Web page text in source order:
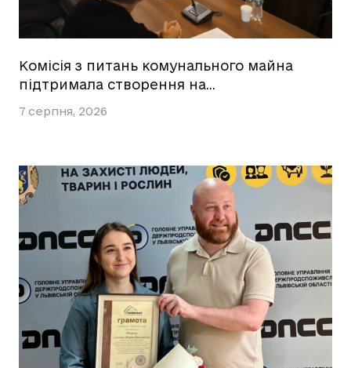
Комісія з питань комунального майна
підтримала створення на…
7 серпня, 2026